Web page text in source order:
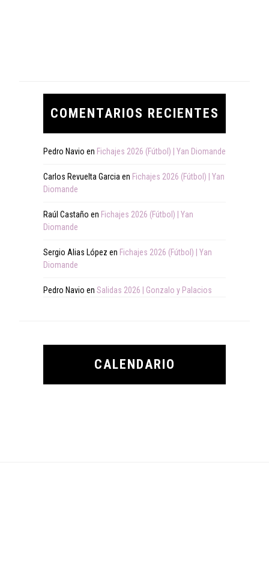
COMENTARIOS RECIENTES
Pedro Navio en Fichajes 2026 (Fútbol) | Yan Diomande
Carlos Revuelta Garcia en Fichajes 2026 (Fútbol) | Yan
Diomande
Raúl Castaño en Fichajes 2026 (Fútbol) | Yan
Diomande
Sergio Alias López en Fichajes 2026 (Fútbol) | Yan
Diomande
Pedro Navio en Salidas 2026 | Gonzalo y Palacios
CALENDARIO